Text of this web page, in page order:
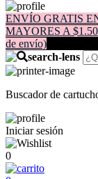
ENVÍO GRATIS
MAYORES A
de envío)
Buscador de
Iniciar sesión
0